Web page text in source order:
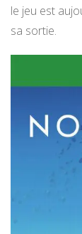
le jeu est
sa sortie.